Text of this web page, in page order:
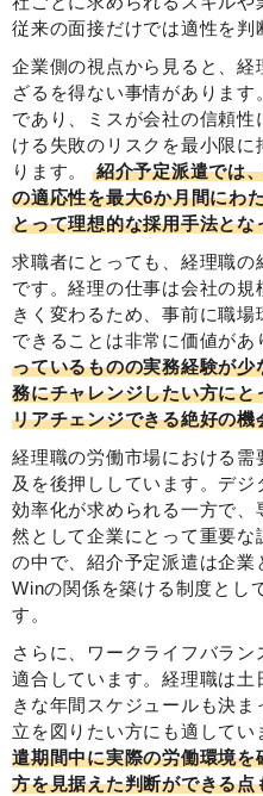
従来の面接だけでは適性を判
企業側の視点から見ると、
ざるを得ない事情がありま
であり、ミスが会社の信頼
ける失敗のリスクを最小限
ります。
紹介予定派遣では
の適応性を最大6か月間にわ
とって理想的な採用手法とな
求職者にとっても、経理職
です。経理の仕事は会社の
きく変わるため、事前に職
できることは非常に価値があ
っているものの実務経験が
務にチャレンジしたい方に
リアチェンジできる絶好の機
経理職の労働市場における
及を後押ししています。デ
効率化が求められる一方で
然として企業にとって重要
の中で、紹介予定派遣は企
Winの関係を築ける制度とし
す。
さらに、ワークライフバラ
適合しています。経理職は
きな年間スケジュールも決
立を図りたい方にも適してい
遣期間中に実際の労働環境
方を見据えた判断ができる